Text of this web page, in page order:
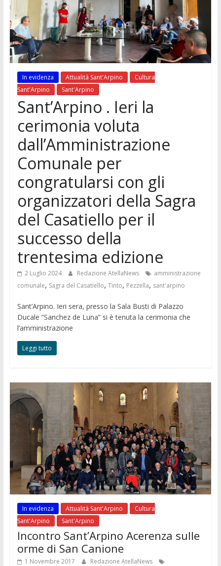
In evidenza Attualità Sant'Arpino
Cultura
Sant'Arpino
Sant'Arpino
Sant’Arpino . Ieri la
cerimonia voluta
dall’Amministrazione
Comunale per
congratularsi con gli
organizzatori della Sagra
del Casatiello per il
successo della
trentesima edizione
2 Luglio 2024 Redazione AtellaNews
amministrazione
comunale, Sagra del Casatiello, Tinto, Pezzella, sant'arpino
Sant’Arpino. Ieri sera, presso la Sala Busti di Palazzo
Ducale “Sanchez de Luna” si è tenuta la cerimonia che
l’amministrazione
Leggi tutto
In evidenza Attualità Sant'Arpino
Cultura
Sant'Arpino
Sant'Arpino
Incontro Sant’Arpino Acerenza sulle
orme di San Canione
1 Novembre 2017
Redazione AtellaNews